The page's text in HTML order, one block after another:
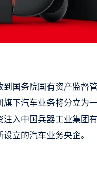
国务院国有资产监督
下汽车业务将分立为一
入中国兵器工业集团
立的汽车业务央企。